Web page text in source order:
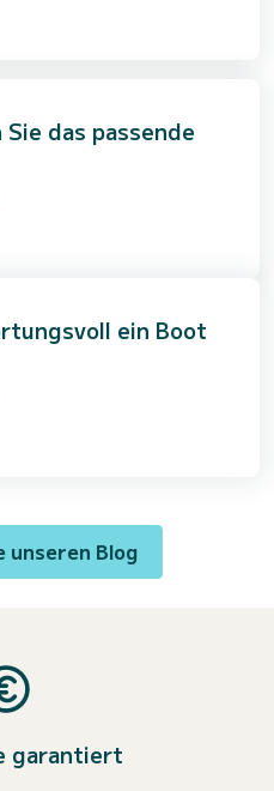
das passende
ein Boot
unseren Blog
garantiert